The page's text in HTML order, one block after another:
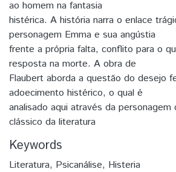
ao homem na fantasia
histérica. A história narra o enlace
personagem Emma e sua angústia
frente a própria falta, conflito para o
resposta na morte. A obra de
Flaubert aborda a questão do desejo
adoecimento histérico, o qual é
analisado aqui através da personagem
clássico da literatura
Keywords
Literatura, Psicanálise, Histeria